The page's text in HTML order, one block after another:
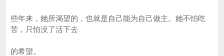
些年来，她所渴望的，也就是自己能为自己做主。她不怕吃
苦，只怕没了活下去
的希望。